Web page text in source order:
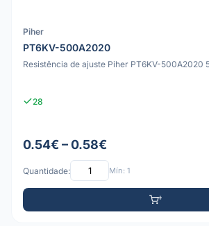
Piher
PT6KV-500A2020
Resistência de ajuste Piher PT6KV-500A2020
28
0.54€ – 0.58€
Quantidade: Mín: 1